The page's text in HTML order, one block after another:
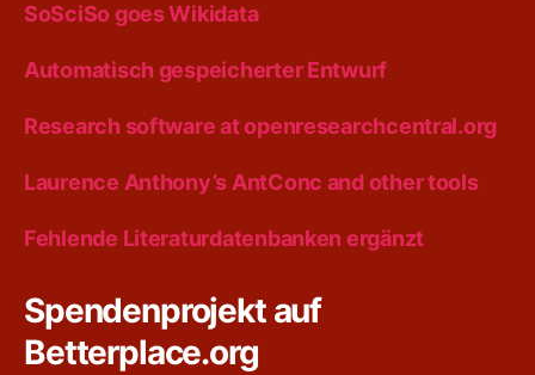
SoSciSo goes Wikidata
Automatisch gespeicherter Entwurf
Research software at openresearchcentral.org
Laurence Anthony’s AntConc and other tools
Fehlende Literaturdatenbanken ergänzt
Spendenprojekt auf
Betterplace.org